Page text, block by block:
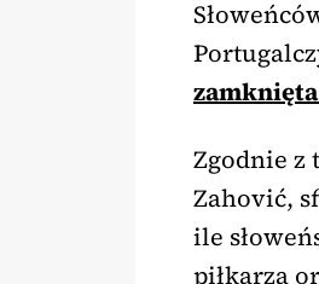
Zgodnie
Zahović,
ile
piłkarza